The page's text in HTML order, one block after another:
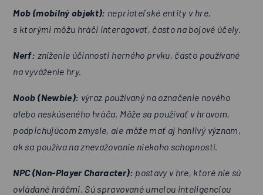
Mob (mobilný objekt): nepriateľské entity v hre,
s ktorými môžu hráči interagovať, často na bojové účely.
Nerf: zníženie účinnosti herného prvku, často používané
na vyváženie hry.
Noob (Newbie): výraz používaný na označenie nového
alebo neskúseného hráča. Môže sa používať v hravom,
podpichujúcom zmysle, ale môže mať aj hanlivý význam,
ak sa používa na znevažovanie niekoho schopností.
NPC (Non-Player Character): postavy v hre, ktoré nie sú
ovládané hráčmi. Sú spravované umelou inteligenciou